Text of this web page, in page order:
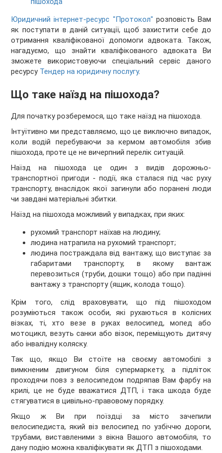
Юридичний інтернет-ресурс "Протокол" розповість Вам
як поступати в даній ситуації, щоб захистити себе до
отримання кваліфікованої допомоги адвоката. Також,
нагадуємо, що знайти кваліфікованого адвоката Ви
зможете використовуючи спеціальний сервіс даного
ресурсу Тендер на юридичну послугу.
Що таке наїзд на пішохода?
Для початку розберемося, що таке наїзд на пішохода.
Інтуїтивно ми представляємо, що це виключно випадок,
коли водій перебуваючи за кермом автомобіля збив
пішохода, проте це не вичерпний перелік ситуацій.
Наїзд на пішохода це один з видів дорожньо-
транспортної пригоди - події, яка сталася під час руху
транспорту, внаслідок якої загинули або поранені люди
чи завдані матеріальні збитки.
Наїзд на пішохода можливий у випадках, при яких:
рухомий транспорт наїхав на людину;
людина натрапила на рухомий транспорт;
людина постраждала від вантажу, що виступає за
габаритами транспорту, в якому вантаж
перевозиться (труби, дошки тощо) або при падінні
вантажу з транспорту (ящик, колода тощо).
Крім того, слід враховувати, що під пішоходом
розуміються також особи, які рухаються в колісних
візках, ті, хто везе в руках велосипед, мопед або
мотоцикл, везуть санки або візок, переміщують дитячу
або інвалідну коляску.
Так що, якщо Ви стоїте на своєму автомобілі з
вимкненим двигуном біля супермаркету, а підліток
проходячи повз з велосипедом подряпав Вам фарбу на
крилі, це не буде вважатися ДТП, і така шкода буде
стягуватися в цивільно-правовому порядку.
Якщо ж Ви при поїздці за місто зачепили
велосипедиста, який віз велосипед по узбіччю дороги,
трубами, виставленими з вікна Вашого автомобіля, то
дану подію можна кваліфікувати як ДТП з пішоходами.